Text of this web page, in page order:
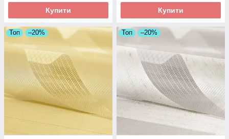
Купити Купити
Топ –20% Топ –20%